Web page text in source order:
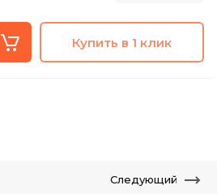
Купить в 1 клик
Следующий